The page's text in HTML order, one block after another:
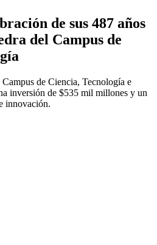
de sus 487 años
del Campus de
de Ciencia, Tecnología e
inversión de $535 mil millones y un
innovación.